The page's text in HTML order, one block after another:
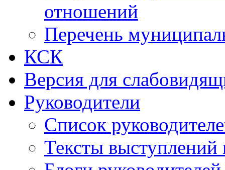
отношений
Перечень
КСК
Версия для
Руководители
Список
Тексты выступлений